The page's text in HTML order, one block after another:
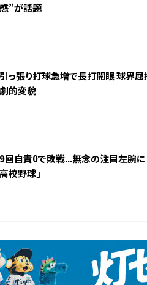
感”が話題
引っ張り打球急増で長打開眼 球界
劇的変貌
9回自責0で敗戦...無念の注目左腕に
高校野球」